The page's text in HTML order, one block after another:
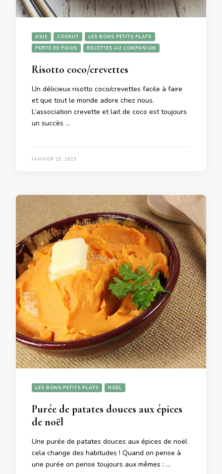
ASIE COOKUT
LES BONS PETITS PLATS
PERTE DE POIDS
RECETTES AU COMPANION
Risotto coco/crevettes
Un délicieux risotto coco/crevettes facile à faire
et que tout le monde adore chez nous.
L’association crevette et lait de coco est toujours
un succès …
JANVIER 25, 2023
LES BONS PETITS PLATS NOËL
Purée de patates douces aux épices
de noël
Une purée de patates douces aux épices de noël
cela change des habitudes ! Quand on pense à
une purée on pense toujours aux mêmes : …